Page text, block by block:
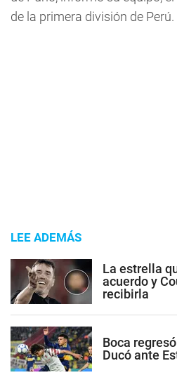
de la primera división de Perú.
LEE ADEMÁS
La estrella
acuerdo y
recibirla
Boca
Ducó ante